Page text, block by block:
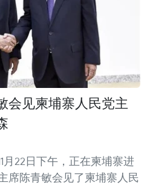
会见柬埔寨人民党主
月22日下午，正在柬埔寨进
席陈青敏会见了柬埔寨人民